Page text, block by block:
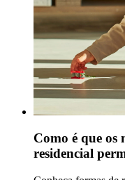
Como é que os
residencial